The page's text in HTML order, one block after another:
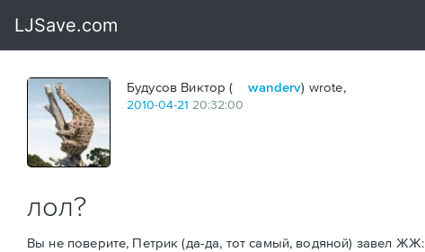
Будусов Виктор ( wanderv) wrote,
2010-04-21 20:32:00
лол?
Вы не поверите, Петрик (да-да, тот самый, водяной) завел ЖЖ: